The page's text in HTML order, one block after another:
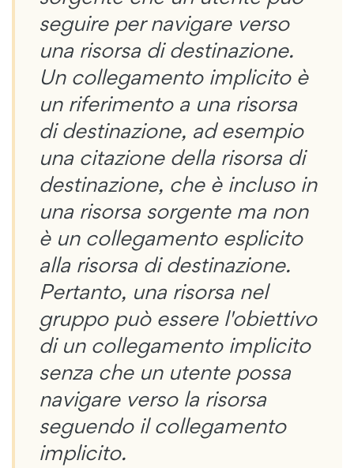
seguire per navigare verso
una risorsa di destinazione.
Un collegamento implicito è
un riferimento a una risorsa
di destinazione, ad esempio
una citazione della risorsa di
destinazione, che è incluso in
una risorsa sorgente ma non
è un collegamento esplicito
alla risorsa di destinazione.
Pertanto, una risorsa nel
gruppo può essere l'obiettivo
di un collegamento implicito
senza che un utente possa
navigare verso la risorsa
seguendo il collegamento
implicito.